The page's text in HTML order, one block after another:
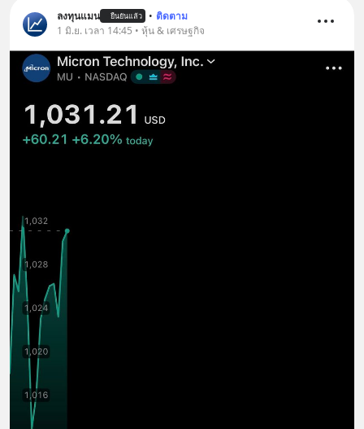
ลงทุนแมน ยืนยันแล้ว • ติดตาม
1 มิ.ย. เวลา 14:45 • หุ้น & เศรษฐกิจ